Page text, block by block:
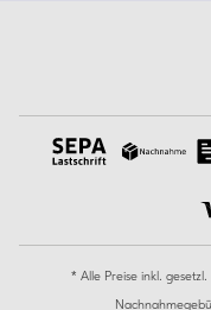
* Alle Preise inkl.